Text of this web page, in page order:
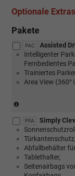
Optionale Extras
Pakete
PAC
Assisted
Intelligenter
Fernbedientes
Trainiertes
Area View
Verbindung
mit:
[PCA]
Convenience-
Paket
oder
PFA
Simply
Türkantenschutz,
Abfallbehälter
Tablethalter,
Seitenairbags